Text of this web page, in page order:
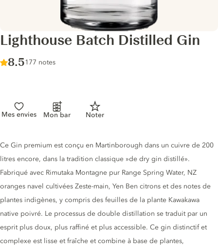
Lighthouse Batch Distilled Gin
Score :
8.5/ 10
177 notes
Mes envies Mon bar Noter
Description du gin
Ce Gin premium est conçu en Martinborough dans un cuivre de 200
litres encore, dans la tradition classique »de dry gin distillé».
Fabriqué avec Rimutaka Montagne pur Range Spring Water, NZ
oranges navel cultivées Zeste-main, Yen Ben citrons et des notes de
plantes indigènes, y compris des feuilles de la plante Kawakawa
native poivré. Le processus de double distillation se traduit par un
esprit plus doux, plus raffiné et plus accessible. Ce gin distinctif et
complexe est lisse et fraîche et combine à base de plantes,